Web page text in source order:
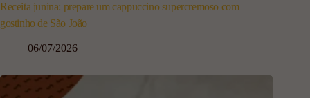
Receita junina: prepare um cappuccino supercremoso com
gostinho de São João
06/07/2026